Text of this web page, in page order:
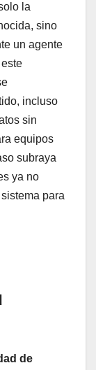
la
sino
un agente
incluso
sin
equipos
subraya
ya no
para
de